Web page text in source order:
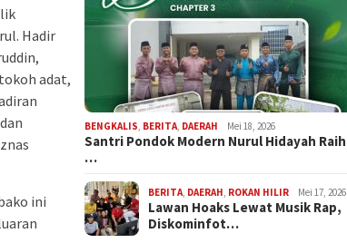
Hadir
adat,
ini
BENGKALIS BERITA DAERAH Mei 18, 2026
Santri Pondok Modern Nurul Hidayah Raih
…
BERITA DAERAH ROKAN HILIR Mei 17, 2026
Lawan Hoaks Lewat Musik Rap,
Diskominfot…